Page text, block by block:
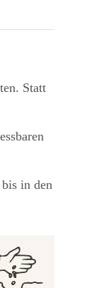
Statt
in den